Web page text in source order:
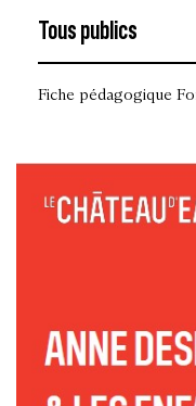
Fiche pédagogique
Tous publics